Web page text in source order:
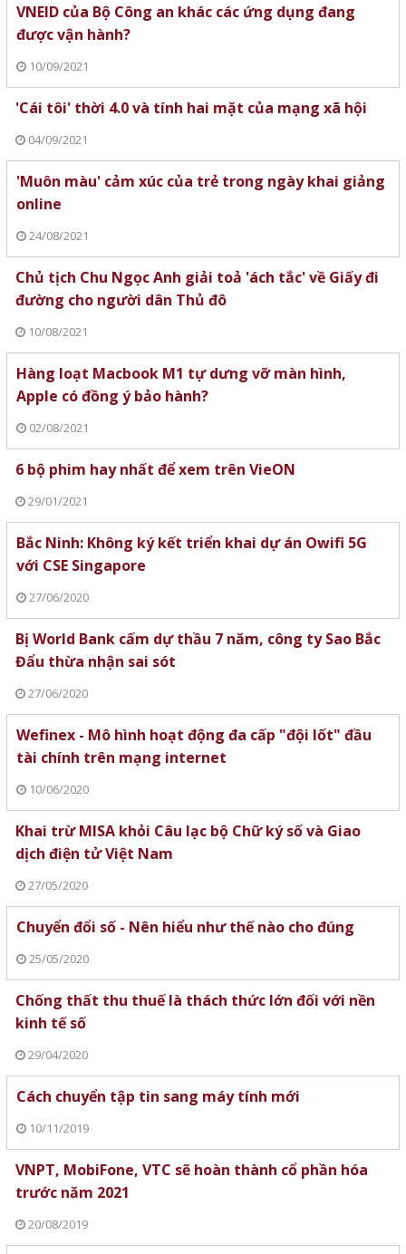
VNEID của Bộ Công an khác các ứng dụng đang
được vận hành?
10/09/2021
'Cái tôi' thời 4.0 và tính hai mặt của mạng xã hội
04/09/2021
'Muôn màu' cảm xúc của trẻ trong ngày khai giảng
online
24/08/2021
Chủ tịch Chu Ngọc Anh giải toả 'ách tắc' về Giấy đi
đường cho người dân Thủ đô
10/08/2021
Hàng loạt Macbook M1 tự dưng vỡ màn hình,
Apple có đồng ý bảo hành?
02/08/2021
6 bộ phim hay nhất để xem trên VieON
29/01/2021
Bắc Ninh: Không ký kết triển khai dự án Owifi 5G
với CSE Singapore
27/06/2020
Bị World Bank cấm dự thầu 7 năm, công ty Sao Bắc
Đẩu thừa nhận sai sót
27/06/2020
Wefinex - Mô hình hoạt động đa cấp "đội lốt" đầu
tài chính trên mạng internet
10/06/2020
Khai trừ MISA khỏi Câu lạc bộ Chữ ký số và Giao
dịch điện tử Việt Nam
27/05/2020
Chuyển đổi số - Nên hiểu như thế nào cho đúng
25/05/2020
Chống thất thu thuế là thách thức lớn đối với nền
kinh tế số
29/04/2020
Cách chuyển tập tin sang máy tính mới
10/11/2019
VNPT, MobiFone, VTC sẽ hoàn thành cổ phần hóa
trước năm 2021
20/08/2019